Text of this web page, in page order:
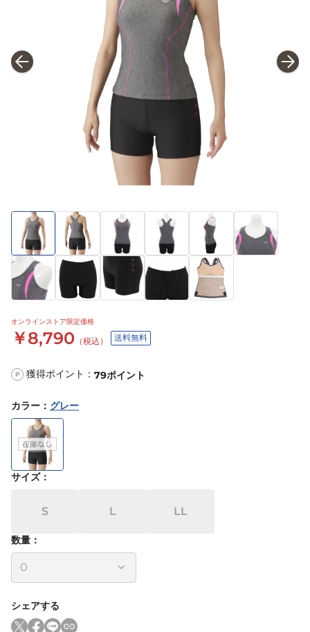
オンラインストア限定価格
￥8,790 （税込） 送料無料
P 獲得ポイント： 79ポイント
カラー ： グレー
サイズ：
S L LL
数量：
シェアする